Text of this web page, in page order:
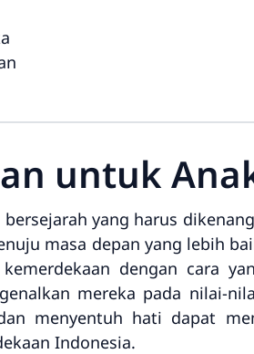
untuk
yang harus
masa depan yang lebih
dengan cara
mereka pada nilai-
menyentuh hati dapat
Indonesia.